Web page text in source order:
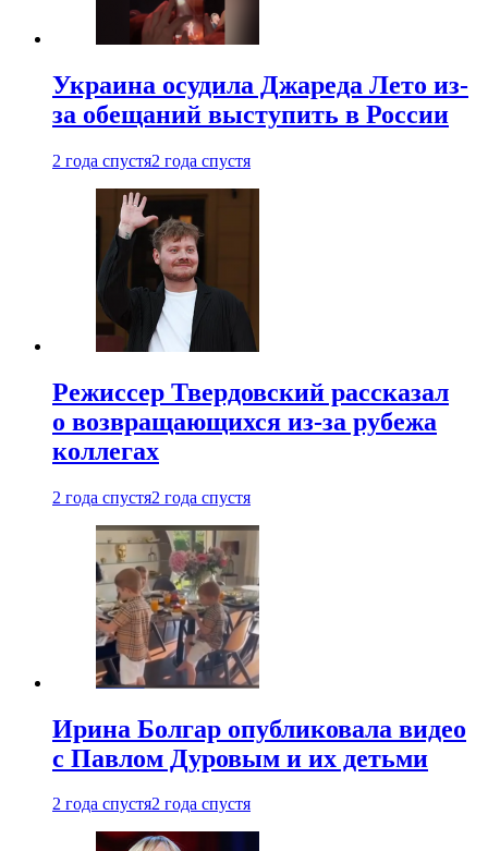
Украина осудила Джареда Лето из-
за обещаний выступить в России
2 года спустя2 года спустя
Режиссер Твердовский рассказал
о возвращающихся из-за рубежа
коллегах
2 года спустя2 года спустя
Ирина Болгар опубликовала видео
с Павлом Дуровым и их детьми
2 года спустя2 года спустя